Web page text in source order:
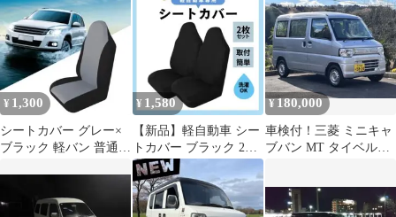
¥ 1,300
シートカバー グレー×
ブラック 軽バン 普通バ
¥ 1,580
【新品】軽自動車 シー
トカバー ブラック 2枚
セット 前席 運転席助手
席セット
¥180,000
車検付！三菱 ミニキャ
ブバン MT タイベル